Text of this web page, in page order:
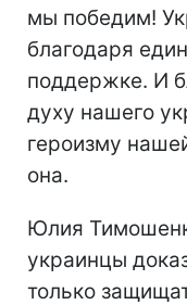
мы победим!
благодаря
поддержке. И
духу нашего
героизму
она.
Юлия
украинцы
только